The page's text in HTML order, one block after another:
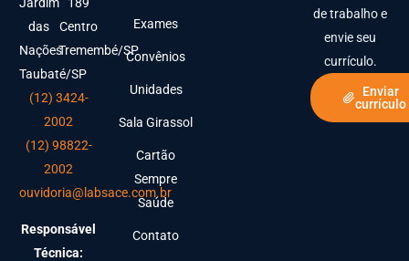
das
Nações
Taubaté/SP
Centro
Tremembé/SP
(12) 3424-
2002
(12) 98822-
2002
ouvidoria@labsace.com.br
Responsável
Técnica:
Exames
Convênios
Unidades
Sala Girassol
Cartão
Sempre
Saúde
Contato
de trabalho e
envie seu
currículo.
Enviar
currículo